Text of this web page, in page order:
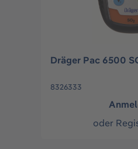
Dräger Pac 6500
8326333
oder